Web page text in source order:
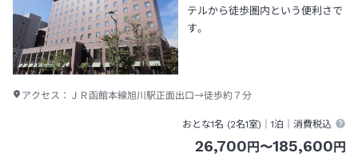
テルから徒歩圏内という便利さで
す。
アクセス： ＪＲ函館本線旭川駅正面出口→徒歩約７分
おとな1名 (2名1室)｜1泊 ｜消費税込
26,700円〜185,600円